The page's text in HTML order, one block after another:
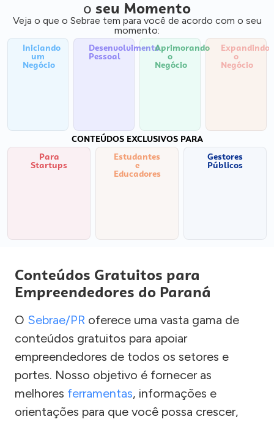
o seu Momento
Veja o que o Sebrae tem para você de acordo com o seu
momento:
Iniciando
um
Negócio
Desenvolvimento
Pessoal
Aprimorando
o
Negócio
Expandindo
o
Negócio
CONTEÚDOS EXCLUSIVOS PARA
Para
Startups
Estudantes
e
Educadores
Gestores
Públicos
Conteúdos Gratuitos para
Empreendedores do Paraná
O Sebrae/PR oferece uma vasta gama de
conteúdos gratuitos para apoiar
empreendedores de todos os setores e
portes. Nosso objetivo é fornecer as
melhores ferramentas, informações e
orientações para que você possa crescer,